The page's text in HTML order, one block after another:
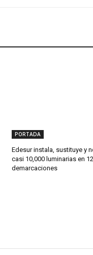
PORTADA
Edesur instala, sustituye y
casi 10,000 luminarias en 12
demarcaciones